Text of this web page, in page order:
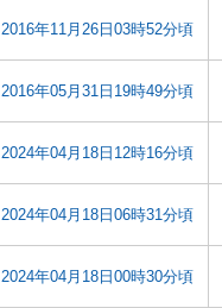
2016年11月26日03時52分頃
2016年05月31日19時49分頃
2024年04月18日12時16分頃
2024年04月18日06時31分頃
2024年04月18日00時30分頃